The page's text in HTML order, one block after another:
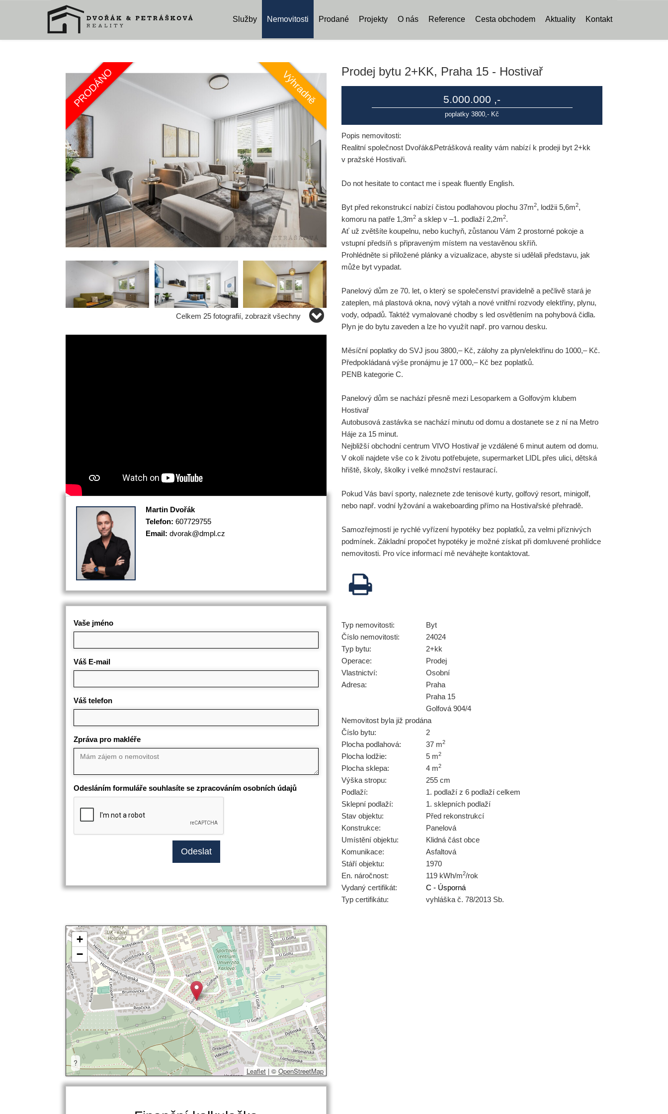
Služby Nemovitosti Prodané Projekty O nás Reference Cesta obchodem Aktuality Kontakt
Celkem 25 fotografií, zobrazit všechny
Martin Dvořák
Telefon: 607729755
Email: dvorak@dmpl.cz
Vaše jméno
Váš E-mail
Váš telefon
Zpráva pro makléře
Odesláním formuláře souhlasíte se zpracováním osobních údajů
Prodej bytu 2+KK, Praha 15 - Hostivař
5.000.000 ,-
poplatky 3800,- Kč
Popis nemovitosti:
Realitní společnost Dvořák&Petrášková reality vám nabízí k prodeji byt 2+kk
v pražské Hostivaři.
Do not hesitate to contact me i speak fluently English.
Byt před rekonstrukcí nabízí čistou podlahovou plochu 37m2, lodžii 5,6m2,
komoru na patře 1,3m2 a sklep v –1. podlaží 2,2m2.
Ať už zvětšíte koupelnu, nebo kuchyň, zůstanou Vám 2 prostorné pokoje a
vstupní předsíň s připraveným místem na vestavěnou skříň.
Prohlédněte si přiložené plánky a vizualizace, abyste si udělali představu, jak
může byt vypadat.
Panelový dům ze 70. let, o který se společenství pravidelně a pečlivě stará je
zateplen, má plastová okna, nový výtah a nové vnitřní rozvody elektřiny, plynu,
vody, odpadů. Taktéž vymalované chodby s led osvětlením na pohybová čidla.
Plyn je do bytu zaveden a lze ho využít např. pro varnou desku.
Měsíční poplatky do SVJ jsou 3800,– Kč, zálohy za plyn/elektřinu do 1000,– Kč.
Předpokládaná výše pronájmu je 17 000,– Kč bez poplatků.
PENB kategorie C.
Panelový dům se nachází přesně mezi Lesoparkem a Golfovým klubem
Hostivař
Autobusová zastávka se nachází minutu od domu a dostanete se z ní na Metro
Háje za 15 minut.
Nejbližší obchodní centrum VIVO Hostivař je vzdálené 6 minut autem od domu.
V okolí najdete vše co k životu potřebujete, supermarket LIDL přes ulici, dětská
hřiště, školy, školky i velké množství restaurací.
Pokud Vás baví sporty, naleznete zde tenisové kurty, golfový resort, minigolf,
nebo např. vodní lyžování a wakeboarding přímo na Hostivařské přehradě.
Samozřejmostí je rychlé vyřízení hypotéky bez poplatků, za velmi příznivých
podmínek. Základní propočet hypotéky je možné získat při domluvené prohlídce
nemovitosti. Pro více informací mě neváhejte kontaktovat.
Typ nemovitosti:
Byt
Číslo nemovitosti:
24024
Typ bytu:
2+kk
Operace:
Prodej
Vlastnictví:
Osobní
Adresa:
Praha
Praha 15
Golfová 904/4
Nemovitost byla již prodána
Číslo bytu:
2
Plocha podlahová:
37 m2
Plocha lodžie: 5 m2
Plocha sklepa: 4 m2
Výška stropu:
255 cm
Podlaží:
1. podlaží z 6 podlaží celkem
Sklepní podlaží:
1. sklepních podlaží
Stav objektu:
Před rekonstrukcí
Konstrukce:
Panelová
Umístění objektu:
Klidná část obce
Komunikace:
Asfaltová
Stáří objektu:
1970
En. náročnost:
119 kWh/m2/rok
Vydaný certifikát:
C - Úsporná
Typ certifikátu:
vyhláška č. 78/2013 Sb.
+
−
?
Leaflet | © OpenStreetMap